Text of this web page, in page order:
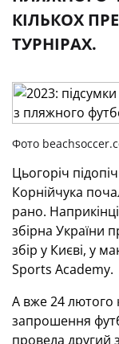
КІЛЬКОХ
ТУРНІРАХ.
Фото
Цьогоріч
Корнійчука
рано.
збірна України
збір у Києві, у
Sports Academy.
А вже 24 лютого
запрошення
провела другий